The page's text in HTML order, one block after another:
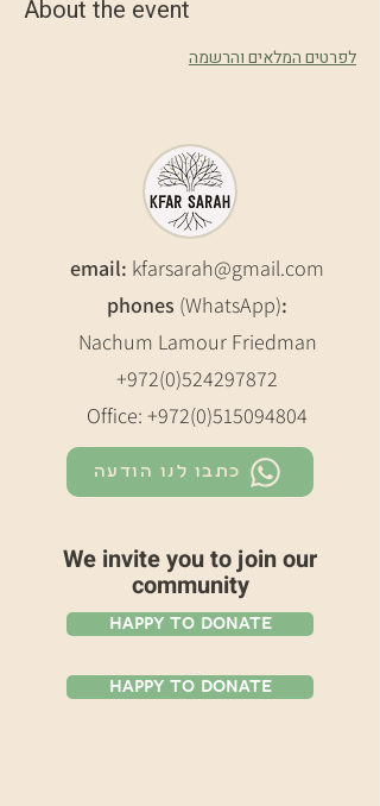
About the event
לפרטים המלאים והרשמה
email: kfarsarah@gmail.com
phones (WhatsApp):
Nachum Lamour Friedman
+972(0)524297872
Office: +972(0)515094804
כתבו לנו הודעה
We invite you to join our
community
Happy To Donate
Happy To Donate